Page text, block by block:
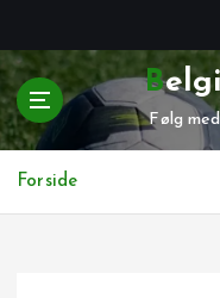
t
i
i
Følg
Forside